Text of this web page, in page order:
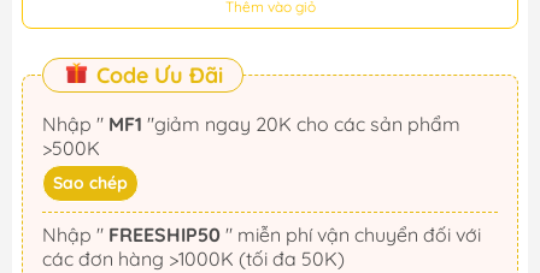
Thêm vào giỏ
Code Ưu Đãi
Nhập " MF1
>500K
Sao chép
Nhập " FREESHIP50
các đơn hàng >1000K (tối đa 50K)